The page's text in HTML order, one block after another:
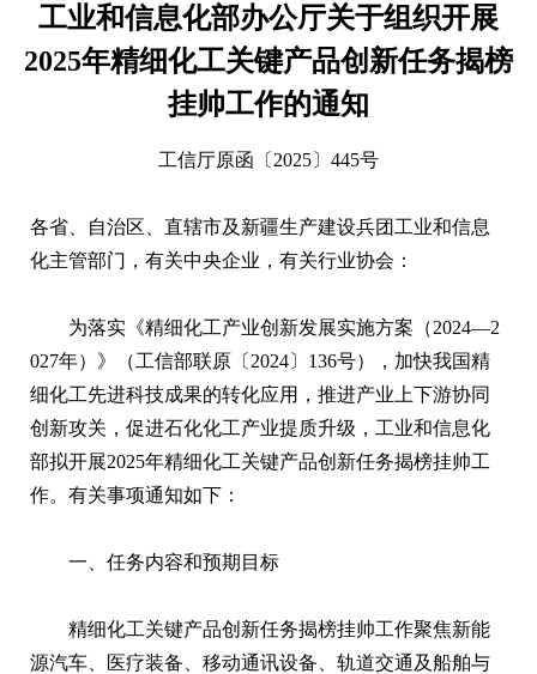
工业和信息化部办公厅关于组织开展
2025年精细化工关键产品创新任务揭榜
挂帅工作的通知
工信厅原函〔2025〕445号
各省、自治区、直辖市及新疆生产建设兵团工业和信息
化主管部门，有关中央企业，有关行业协会：
为落实《精细化工产业创新发展实施方案（2024—2
027年）》（工信部联原〔2024〕136号），加快我国精
细化工先进科技成果的转化应用，推进产业上下游协同
创新攻关，促进石化化工产业提质升级，工业和信息化
部拟开展2025年精细化工关键产品创新任务揭榜挂帅工
作。有关事项通知如下：
一、任务内容和预期目标
精细化工关键产品创新任务揭榜挂帅工作聚焦新能
源汽车、医疗装备、移动通讯设备、轨道交通及船舶与